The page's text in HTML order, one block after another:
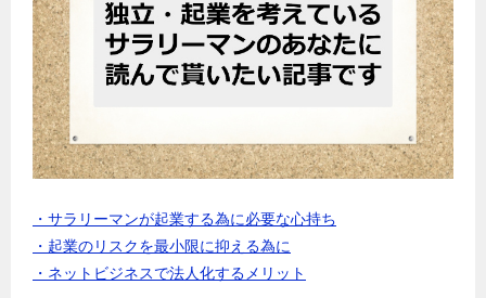
・サラリーマンが起業する為に必要な心持ち
・起業のリスクを最小限に抑える為に
・ネットビジネスで法人化するメリット